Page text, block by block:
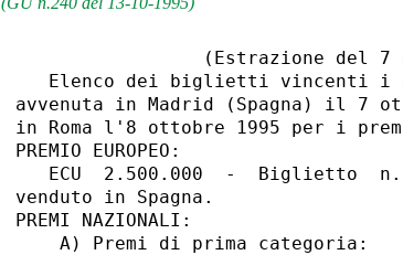
(Estrazione del 7
Elenco dei biglietti vincenti i
avvenuta in Madrid (Spagna) il 7
in Roma l'8 ottobre 1995 per i
PREMIO EUROPEO:
ECU  2.500.000  -  Biglietto
venduto in Spagna.
PREMI NAZIONALI:
    A) Premi di prima categoria: